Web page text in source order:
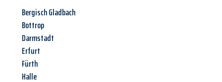
Bergisch Gladbach
Bottrop
Darmstadt
Erfurt
Fürth
Halle